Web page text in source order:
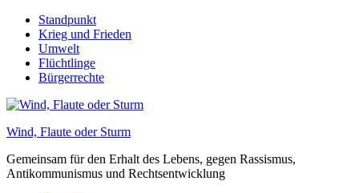
Skip
content
Standpunkt
Krieg und Frieden
Umwelt
Flüchtlinge
Bürgerrechte
Wind, Flaute oder Sturm
Gemeinsam für den Erhalt des Lebens, gegen Rassismus,
Antikommunismus und Rechtsentwicklung